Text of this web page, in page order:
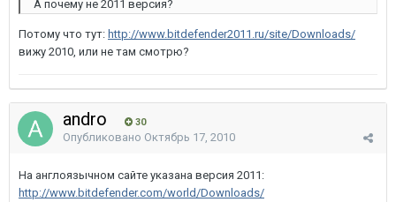
А почему не 2011 версия?
Потому что тут: http://www.bitdefender2011.ru/site/Downloads/
вижу 2010, или не там смотрю?
andro 30
Опубликовано Октябрь 17, 2010
На англоязычном сайте указана версия 2011:
http://www.bitdefender.com/world/Downloads/